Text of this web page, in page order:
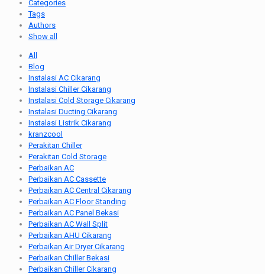
Categories
Tags
Authors
Show all
All
Blog
Instalasi AC Cikarang
Instalasi Chiller Cikarang
Instalasi Cold Storage Cikarang
Instalasi Ducting Cikarang
Instalasi Listrik Cikarang
kranzcool
Perakitan Chiller
Perakitan Cold Storage
Perbaikan AC
Perbaikan AC Cassette
Perbaikan AC Central Cikarang
Perbaikan AC Floor Standing
Perbaikan AC Panel Bekasi
Perbaikan AC Wall Split
Perbaikan AHU Cikarang
Perbaikan Air Dryer Cikarang
Perbaikan Chiller Bekasi
Perbaikan Chiller Cikarang